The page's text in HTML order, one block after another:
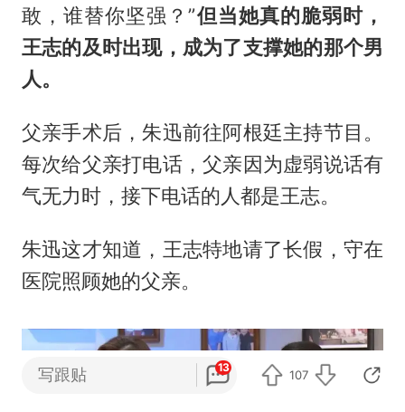
敢，谁替你坚强？”但当她真的脆弱时，
王志的及时出现，成为了支撑她的那个男
人。
父亲手术后，朱迅前往阿根廷主持节目。
每次给父亲打电话，父亲因为虚弱说话有
气无力时，接下电话的人都是王志。
朱迅这才知道，王志特地请了长假，守在
医院照顾她的父亲。
写跟贴 13
107